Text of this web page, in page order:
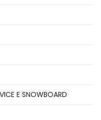
E SNOWBOARD